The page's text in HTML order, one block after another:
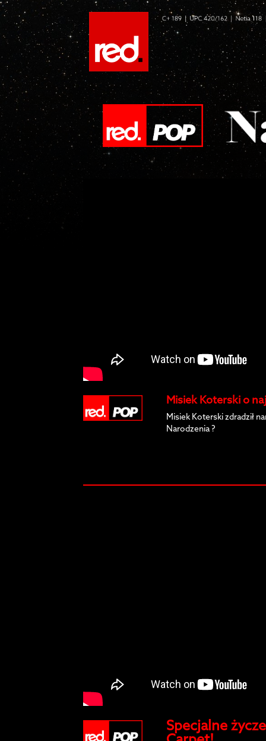
Misiek Koterski o
Misiek Koterski zdradził
Narodzenia ?
Specjalne